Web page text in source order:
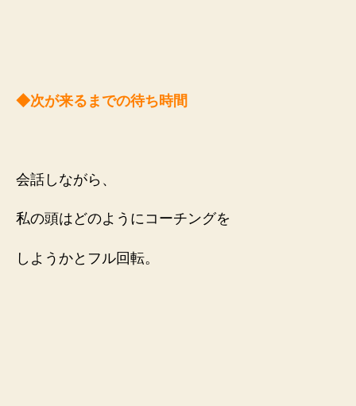
◆次が来るまでの待ち時間
会話しながら、
私の頭はどのようにコーチングを
しようかとフル回転。